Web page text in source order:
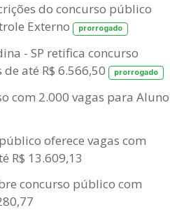
do concurso público
Externo
prorrogado
- SP retifica concurso
até R$ 6.566,50
prorrogado
com 2.000 vagas para
oferece vagas com
R$ 13.609,13
concurso público com